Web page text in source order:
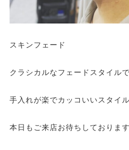
スキンフェード
クラシカルなフェードスタイルで
手入れが楽でカッコいいスタイ
本日もご来店お待ちしております